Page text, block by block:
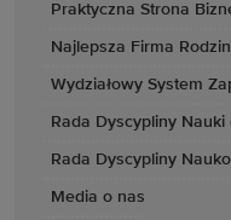
Praktyczna Strona
Najlepsza Firma
Wydziałowy System
Rada Dyscypliny
Rada Dyscypliny
Media o nas